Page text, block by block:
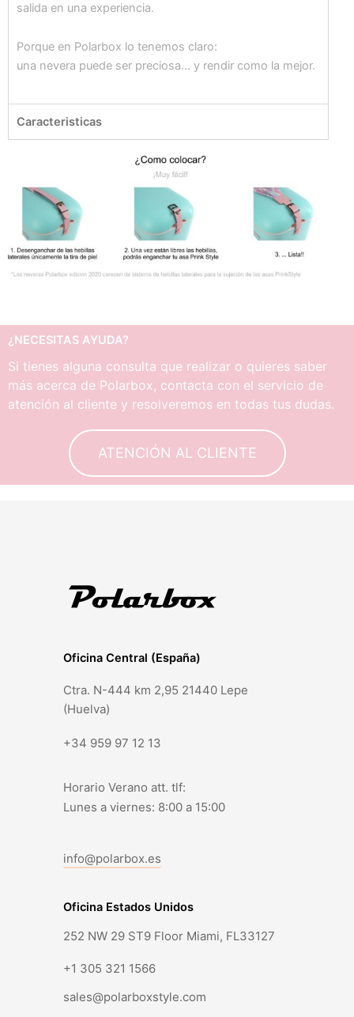
salida en una experiencia.
Porque en Polarbox lo tenemos claro:
una nevera puede ser preciosa… y rendir como la mejor.
Caracteristicas
¿NECESITAS AYUDA?
Si tienes alguna consulta que realizar o quieres saber
más acerca de Polarbox, contacta con el servicio de
atención al cliente y resolveremos en todas tus dudas.
ATENCIÓN AL CLIENTE
Oficina Central (España)
Ctra. N-444 km 2,95 21440 Lepe
(Huelva)
+34 959 97 12 13
Horario Verano att. tlf:
Lunes a viernes: 8:00 a 15:00
info@polarbox.es
Oficina Estados Unidos
252 NW 29 ST9 Floor Miami, FL33127
+1 305 321 1566
sales@polarboxstyle.com